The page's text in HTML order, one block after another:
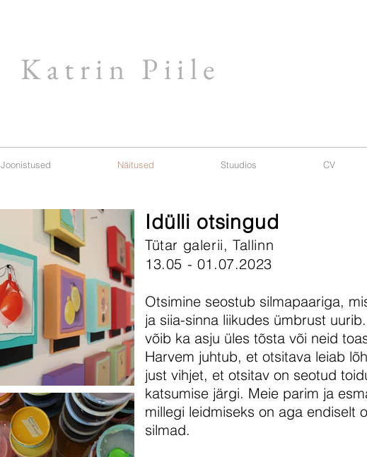
Katrin Piile
Joonistused Näitused Stuudios CV
Idülli otsingud
Tütar galerii, Tallinn
13.05 - 01.07.2023
Otsimine seostub silmapaariga,
ja siia-sinna liikudes ümbrust
võib ka asju üles tõsta või neid
Harvem juhtub, et otsitava leiab
just vihjet, et otsitav on seotud
katsumise järgi. Meie parim ja
millegi leidmiseks on aga endiselt
silmad.